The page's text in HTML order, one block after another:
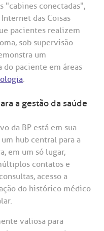
"cabines conectadas",
das Coisas
pacientes realizem
sob supervisão
um
do paciente em áreas
.
a gestão da saúde
da BP está em sua
hub central para a
em um só lugar,
contatos e
acesso a
do histórico médico
valiosa para